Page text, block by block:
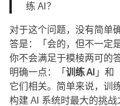
练 AI？
对于这个问题，没有简单
答是：「会的，但不一定
你不会满足于模棱两可的
明确一点：「 训练 AI 」和
它们相关。简单来说，训
构建 AI 系统时最大的挑